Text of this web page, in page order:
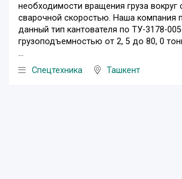
необходимости вращения груза вокруг
сварочной скоростью. Наша компания
данный тип кантователя по ТУ-3178-
грузоподъемностью от 2, 5 до 80, 0
...
Спецтехника
Ташкент